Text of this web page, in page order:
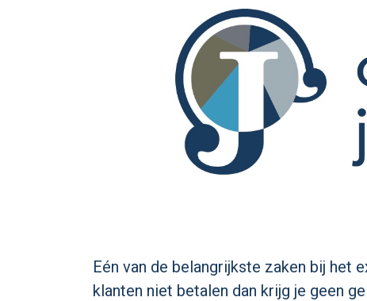
Eén van de belangrijkste zaken bij het
klanten niet betalen dan krijg je geen